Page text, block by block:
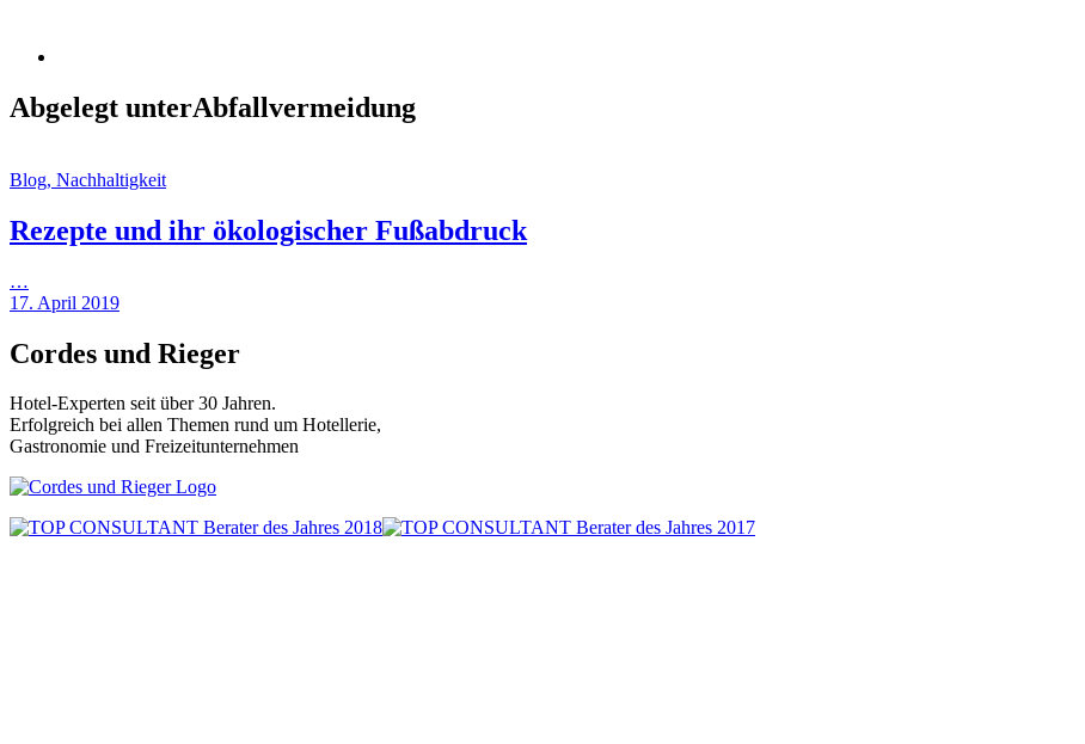
Abgelegt unterAbfallvermeidung
Blog, Nachhaltigkeit
Rezepte und ihr ökologischer Fußabdruck
…
17. April 2019
Cordes und Rieger
Hotel-Experten seit über 30 Jahren.
Erfolgreich bei allen Themen rund um Hotellerie,
Gastronomie und Freizeitunternehmen